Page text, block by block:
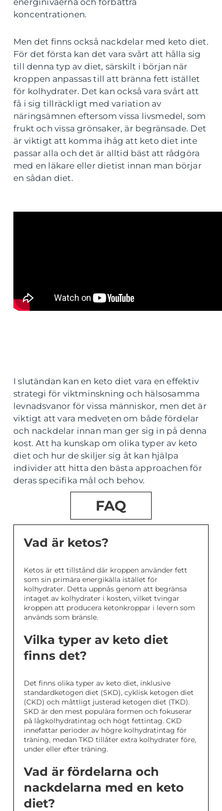
energinivåerna och förbättra
koncentrationen.
Men det finns också nackdelar med keto diet.
För det första kan det vara svårt att hålla sig
till denna typ av diet, särskilt i början när
kroppen anpassas till att bränna fett istället
för kolhydrater. Det kan också vara svårt att
få i sig tillräckligt med variation av
näringsämnen eftersom vissa livsmedel, som
frukt och vissa grönsaker, är begränsade. Det
är viktigt att komma ihåg att keto diet inte
passar alla och det är alltid bäst att rådgöra
med en läkare eller dietist innan man börjar
en sådan diet.
I slutändan kan en keto diet vara en effektiv
strategi för viktminskning och hälsosamma
levnadsvanor för vissa människor, men det är
viktigt att vara medveten om både fördelar
och nackdelar innan man ger sig in på denna
kost. Att ha kunskap om olika typer av keto
diet och hur de skiljer sig åt kan hjälpa
individer att hitta den bästa approachen för
deras specifika mål och behov.
FAQ
Vad är ketos?
Ketos är ett tillstånd där kroppen använder fett
som sin primära energikälla istället för
kolhydrater. Detta uppnås genom att begränsa
intaget av kolhydrater i kosten, vilket tvingar
kroppen att producera ketonkroppar i levern som
används som bränsle.
Vilka typer av keto diet
finns det?
Det finns olika typer av keto diet, inklusive
standardketogen diet (SKD), cyklisk ketogen diet
(CKD) och måttligt justerad ketogen diet (TKD).
SKD är den mest populära formen och fokuserar
på lågkolhydratintag och högt fettintag. CKD
innefattar perioder av högre kolhydratintag för
träning, medan TKD tillåter extra kolhydrater före,
under eller efter träning.
Vad är fördelarna och
nackdelarna med en keto
diet?